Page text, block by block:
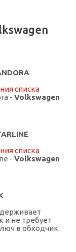
списка
- Volkswagen
списка
- Volkswagen
и не требует
в обходчик